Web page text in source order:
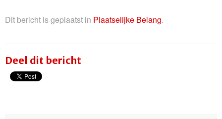
Dit bericht is geplaatst in Plaatselijke Belang.
Deel dit bericht